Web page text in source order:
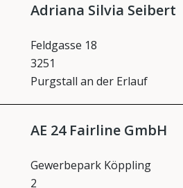
Adriana Silvia Seibert
Feldgasse 18
3251
Purgstall an der Erlauf
AE 24 Fairline GmbH
Gewerbepark Köppling
2